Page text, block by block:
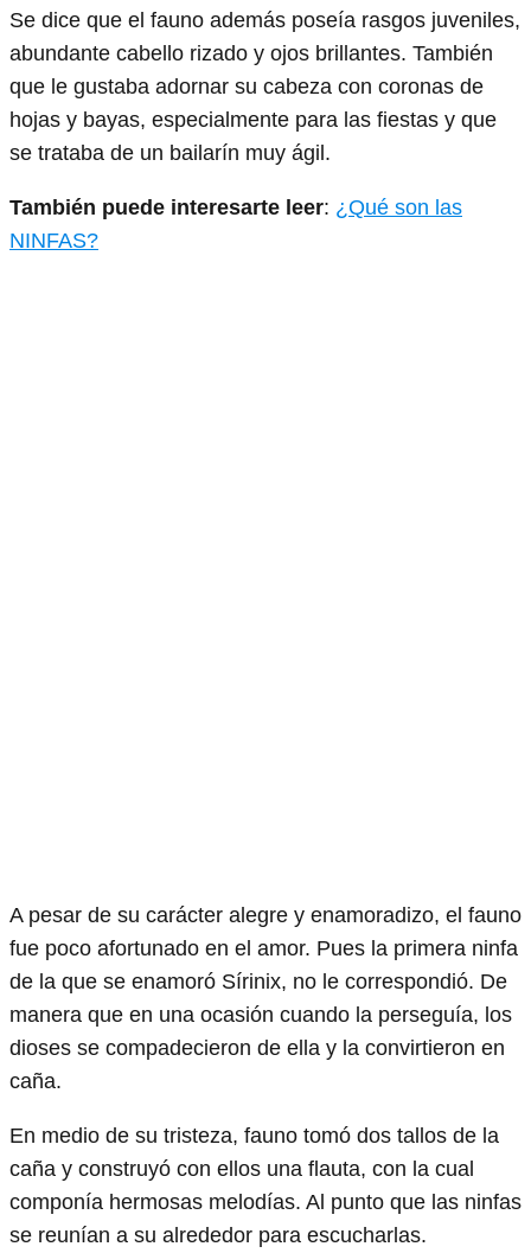
Se dice que el fauno además poseía rasgos juveniles,
abundante cabello rizado y ojos brillantes. También
que le gustaba adornar su cabeza con coronas de
hojas y bayas, especialmente para las fiestas y que
se trataba de un bailarín muy ágil.
También puede interesarte leer: ¿Qué son las
NINFAS?
A pesar de su carácter alegre y enamoradizo, el fauno
fue poco afortunado en el amor. Pues la primera ninfa
de la que se enamoró Sírinix, no le correspondió. De
manera que en una ocasión cuando la perseguía, los
dioses se compadecieron de ella y la convirtieron en
caña.
En medio de su tristeza, fauno tomó dos tallos de la
caña y construyó con ellos una flauta, con la cual
componía hermosas melodías. Al punto que las ninfas
se reunían a su alrededor para escucharlas.